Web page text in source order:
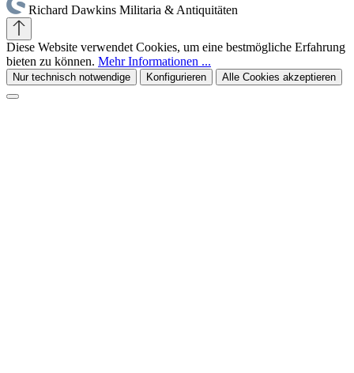
Richard Dawkins Militaria & Antiquitäten
Diese Website verwendet Cookies, um eine bestmögliche Erfahrung
bieten zu können. Mehr Informationen ...
Nur technisch notwendige Konfigurieren Alle Cookies akzeptieren